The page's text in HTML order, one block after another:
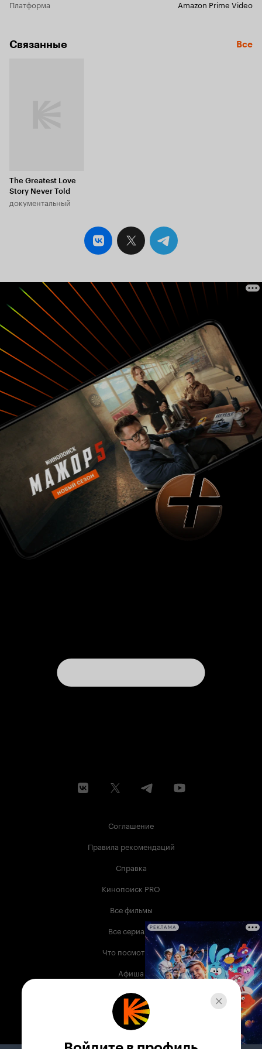
Платформа
Amazon Prime Video
Связанные Все
The Greatest Love
Story Never Told
документальный
Соглашение
Правила рекомендаций
Справка
Кинопоиск PRO
Все фильмы
Все сериалы
Что посмотреть
Афиша
Музыка
Телепрограмма
РЕКЛАМА